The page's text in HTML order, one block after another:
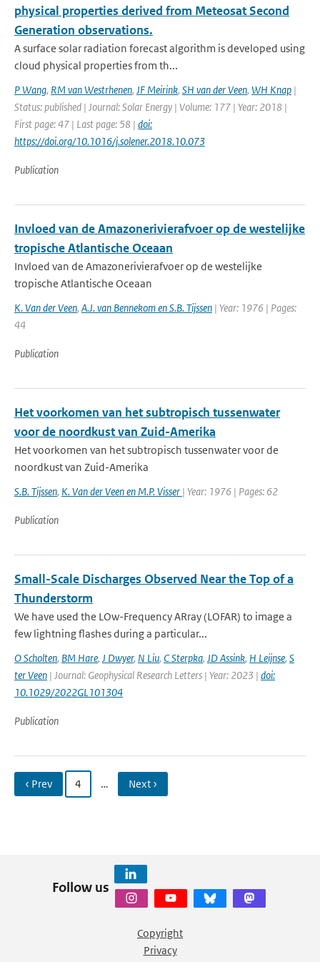
physical properties derived from Meteosat Second
Generation observations.
A surface solar radiation forecast algorithm is developed using
cloud physical properties from th...
P Wang, RM van Westrhenen, JF Meirink, SH van der Veen, WH Knap |
Status: published | Journal: Solar Energy | Volume: 177 | Year: 2018 |
First page: 47 | Last page: 58 | doi:
https://doi.org/10.1016/j.solener.2018.10.073
Publication
Invloed van de Amazonerivierafvoer op de westelijke
tropische Atlantische Oceaan
Invloed van de Amazonerivierafvoer op de westelijke
tropische Atlantische Oceaan
K. Van der Veen, A.J. van Bennekom en S.B. Tijssen | Year: 1976 | Pages:
44
Publication
Het voorkomen van het subtropisch tussenwater
voor de noordkust van Zuid-Amerika
Het voorkomen van het subtropisch tussenwater voor de
noordkust van Zuid-Amerika
S.B. Tijssen, K. Van der Veen en M.P. Visser | Year: 1976 | Pages: 62
Publication
Small-Scale Discharges Observed Near the Top of a
Thunderstorm
We have used the LOw-Frequency ARray (LOFAR) to image a
few lightning flashes during a particular...
O Scholten, BM Hare, J Dwyer, N Liu, C Sterpka, JD Assink, H Leijnse, S
ter Veen | Journal: Geophysical Research Letters | Year: 2023 | doi:
10.1029/2022GL101304
Publication
‹ Prev 4 … Next ›
Follow us
Copyright
Privacy